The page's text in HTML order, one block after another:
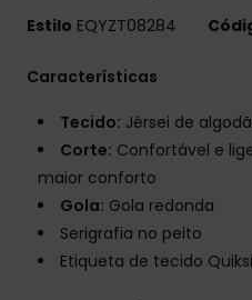
Estilo EQYZT08284
Características
Tecido: Jérsei de
Corte: Confortável e
maior conforto
Gola: Gola redonda
Serigrafia no peito
Etiqueta de tecido